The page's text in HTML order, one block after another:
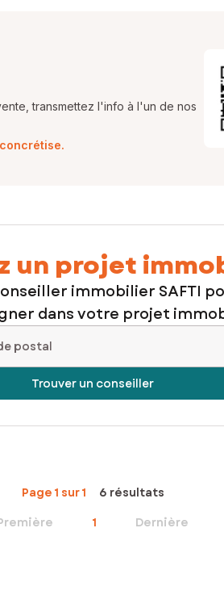
transmettez l'info à l'un de nos
un projet
immobilier SAFTI
dans votre projet
postal
Trouver un conseiller
Page 1 sur 1
6 résultats
1 Dernière